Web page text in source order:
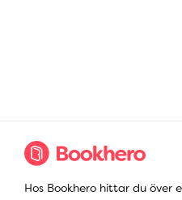
Hos Bookhero hittar du över